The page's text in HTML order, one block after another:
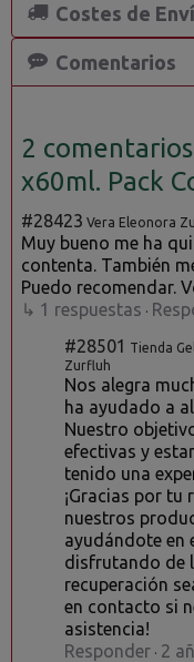
Costes de
Comentarios
2 comentarios para "SinDólor Gel 6
x60ml. Pack
#28423 Vera Eleonora
Muy bueno me ha
contenta. También
Puedo recomendar.
↳ 1 respuestas ·
#28501
Zurfluh
Nos alegra
ha ayudado a
Nuestro
efectivas y
tenido una
¡Gracias por tu
nuestros
ayudándote en
disfrutando de
recuperación
en contacto si
asistencia!
Responder · 2